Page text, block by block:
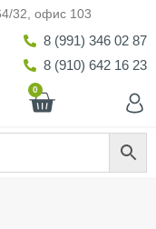
32, офис 103
8 (991) 346 02 87
8 (910) 642 16 23
0